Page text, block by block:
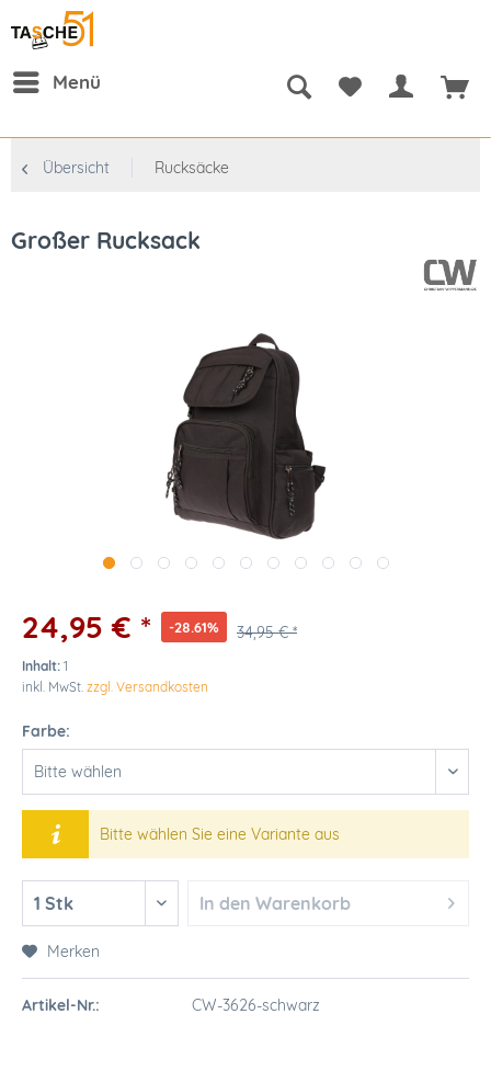
Menü
Übersicht Rucksäcke
Großer Rucksack
24,95 € * -28.61% 34,95 € *
Inhalt: 1
inkl. MwSt. zzgl. Versandkosten
Farbe:
Bitte wählen Sie eine Variante aus
In den Warenkorb
Merken
Artikel-Nr.: CW-3626-schwarz